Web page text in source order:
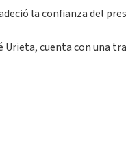
la confianza del
Urieta, cuenta con una